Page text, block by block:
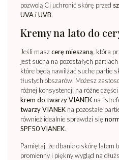
pozwolą Ci uchronić skórę przed
UVA i UVB.
Kremy na lato do
Jeśli maszcerę mieszaną , która
jest sucha na pozostałych
które będą nawilżać suche partie
tłustych obszarów. Możesz
różnej konsystencji na różne
krem do twarzy VIANEK na
twarzy VIANEK na pozostałe
również idealnie sprawdzi się
SPF50 VIANEK.
Pamiętaj, że dbanie o skórę latem
promienny i piękny wygląd na